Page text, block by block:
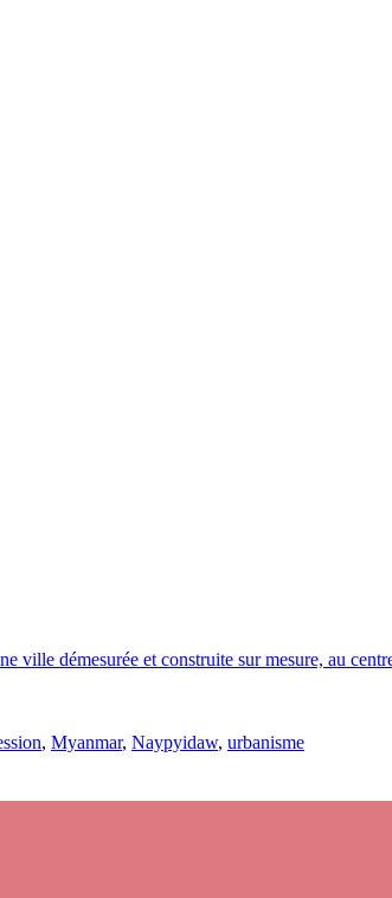
ville démesurée et construite sur mesure, au
, Myanmar, Naypyidaw, urbanisme